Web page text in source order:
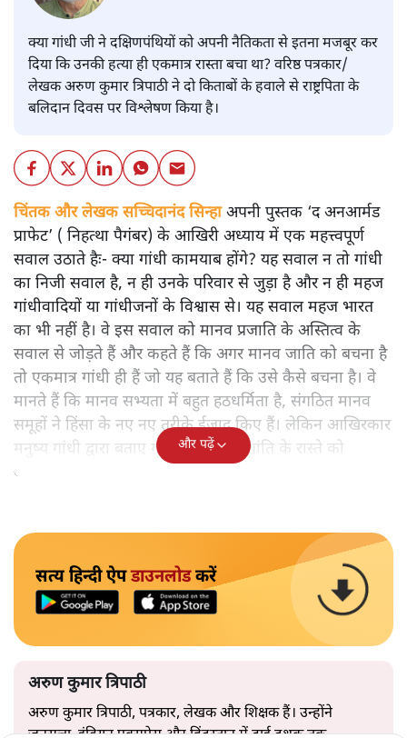
क्या गांधी जी ने दक्षिणपंथियों को अपनी नैतिकता से इतना मजबूर कर
दिया कि उनकी हत्या ही एकमात्र रास्ता बचा था? वरिष्ठ पत्रकार/
लेखक अरुण कुमार त्रिपाठी ने दो किताबों के हवाले से राष्ट्रपिता के
बलिदान दिवस पर विश्लेषण किया है।
चिंतक और लेखक सच्चिदानंद सिन्हाअपनी पुस्तक ‘द अनआर्मड
प्राफेट’ ( निहत्था पैगंबर) के आखिरी अध्याय में एक महत्त्वपूर्ण
सवाल उठाते हैः- क्या गांधी कामयाब होंगे? यह सवाल न तो गांधी
का निजी सवाल है, न ही उनके परिवार से जुड़ा है और न ही महज
गांधीवादियों या गांधीजनों के विश्वास से। यह सवाल महज भारत
का भी नहीं है। वे इस सवाल को मानव प्रजाति के अस्तित्व के
सवाल से जोड़ते हैं और कहते हैं कि अगर मानव जाति को बचना है
तो एकमात्र गांधी ही हैं जो यह बताते हैं कि उसे कैसे बचना है। वे
मानते हैं कि मानव सभ्यता में बहुत हठधर्मिता है, संगठित मानव
समूहों ने हिंसा के नए नए तरीके ईजाद किए हैं। लेकिन आखिरकार
मनुष्य गांधी द्वारा बताए गए अहिंसा और शांति के रास्ते को
अपनाएगा।
और पढ़ें
सत्य हिन्दी ऐपडाउनलोडकरें
अरुण कुमार त्रिपाठी
अरुण कुमार त्रिपाठी, पत्रकार, लेखक और शिक्षक हैं। उन्होंने